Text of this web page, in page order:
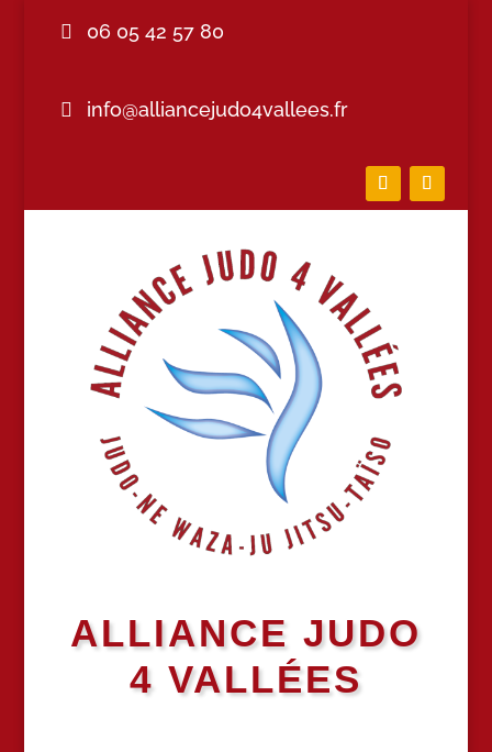
06 05 42 57 80
info@alliancejudo4vallees.fr
ALLIANCE JUDO
4 VALLÉES